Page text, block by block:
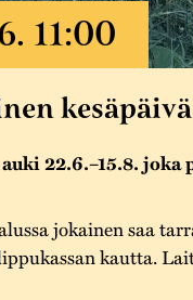
22.6.–15.8. joka
jokainen saa
kautta.